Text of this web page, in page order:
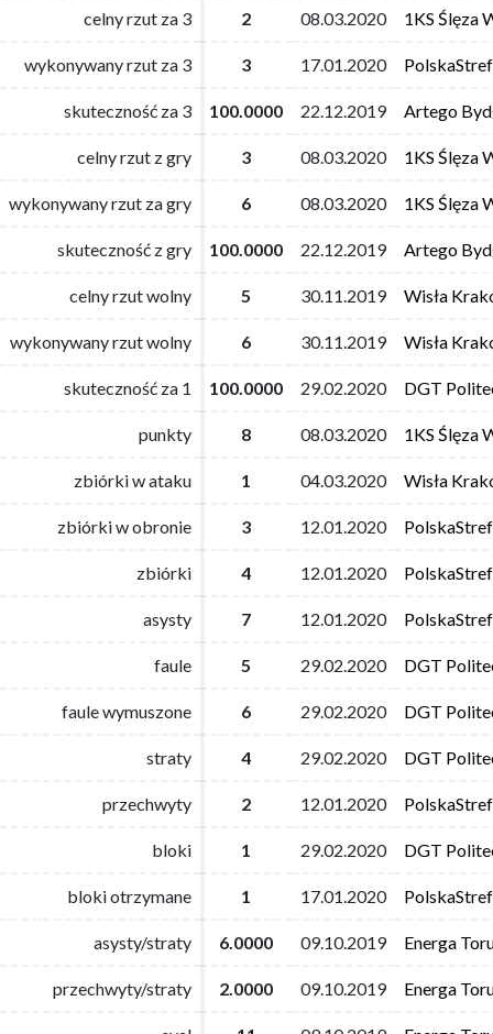
celny rzut za 3 2 08.03.2020 1KS Ślęza
wykonywany rzut za 3 3 17.01.2020
skuteczność za 3 100.0000 22.12.2019 Artego
celny rzut z gry 3 08.03.2020 1KS Ślęza
wykonywany rzut za gry 6 08.03.2020 1KS Ślęza
skuteczność z gry 100.0000 22.12.2019 Artego
celny rzut wolny 5 30.11.2019 Wisła
wykonywany rzut wolny 6 30.11.2019 Wisła
skuteczność za 1 100.0000 29.02.2020 DGT
punkty 8 08.03.2020 1KS Ślęza
zbiórki w ataku 1 04.03.2020 Wisła
zbiórki w obronie 3 12.01.2020
zbiórki 4 12.01.2020
asysty 7 12.01.2020
faule 5 29.02.2020 DGT
faule wymuszone 6 29.02.2020 DGT
straty 4 29.02.2020 DGT
przechwyty 2 12.01.2020
bloki 1 29.02.2020 DGT
bloki otrzymane 1 17.01.2020
asysty/straty 6.0000 09.10.2019 Energa
przechwyty/straty 2.0000 09.10.2019 Energa
celny rzut za 3 2 08.03.2020 1KS Ślęza
wykonywany rzut za 3 3 17.01.2020
skuteczność za 3 100.0000 22.12.2019 Artego
celny rzut z gry 3 08.03.2020 1KS Ślęza
wykonywany rzut za gry 6 08.03.2020 1KS Ślęza
skuteczność z gry 100.0000 22.12.2019 Artego
celny rzut wolny 5 30.11.2019 Wisła
wykonywany rzut wolny 6 30.11.2019 Wisła
skuteczność za 1 100.0000 29.02.2020 DGT
punkty 8 08.03.2020 1KS Ślęza
zbiórki w ataku 1 04.03.2020 Wisła
zbiórki w obronie 3 12.01.2020
zbiórki 4 12.01.2020
asysty 7 12.01.2020
faule 5 29.02.2020 DGT
faule wymuszone 6 29.02.2020 DGT
straty 4 29.02.2020 DGT
przechwyty 2 12.01.2020
bloki 1 29.02.2020 DGT
bloki otrzymane 1 17.01.2020
asysty/straty 6.0000 09.10.2019 Energa
przechwyty/straty 2.0000 09.10.2019 Energa